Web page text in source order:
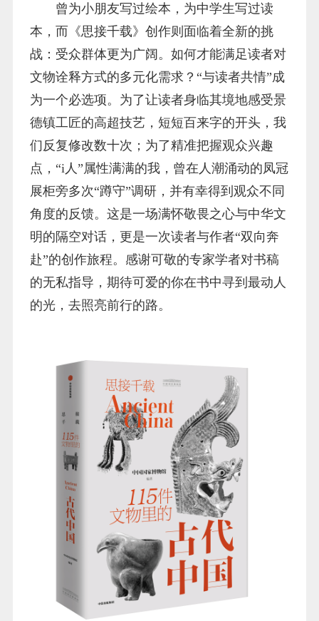
曾为小朋友写过绘本，为中学生写过读
本，而《思接千载》创作则面临着全新的挑
战：受众群体更为广阔。如何才能满足读者对
文物诠释方式的多元化需求？“与读者共情”成
为一个必选项。为了让读者身临其境地感受景
德镇工匠的高超技艺，短短百来字的开头，我
们反复修改数十次；为了精准把握观众兴趣
点，“i人”属性满满的我，曾在人潮涌动的凤冠
展柜旁多次“蹲守”调研，并有幸得到观众不同
角度的反馈。这是一场满怀敬畏之心与中华文
明的隔空对话，更是一次读者与作者“双向奔
赴”的创作旅程。感谢可敬的专家学者对书稿
的无私指导，期待可爱的你在书中寻到最动人
的光，去照亮前行的路。